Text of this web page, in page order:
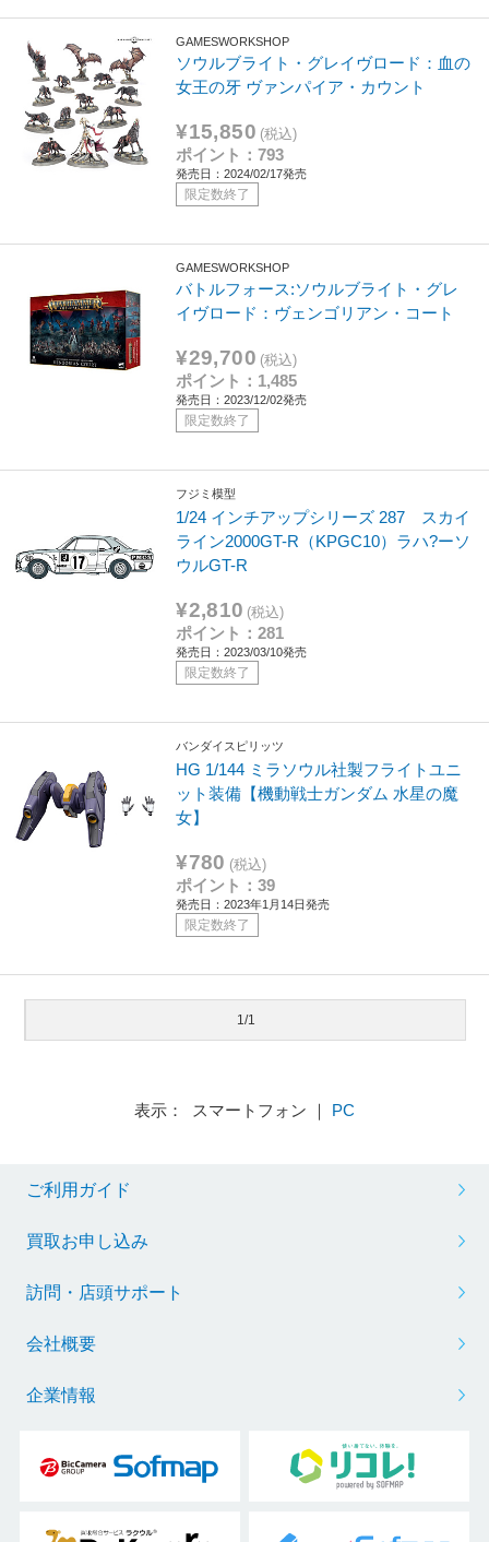
GAMESWORKSHOP
ソウルブライト・グレイヴロード：血の
女王の牙 ヴァンパイア・カウント
¥15,850 (税込)
ポイント：793
発売日：2024/02/17発売
限定数終了
GAMESWORKSHOP
バトルフォース:ソウルブライト・グレ
イヴロード：ヴェンゴリアン・コート
¥29,700 (税込)
ポイント：1,485
発売日：2023/12/02発売
限定数終了
フジミ模型
1/24 インチアップシリーズ 287 スカイ
ライン2000GT-R（KPGC10）ラハ?ーソ
ウルGT-R
¥2,810 (税込)
ポイント：281
発売日：2023/03/10発売
限定数終了
バンダイスピリッツ
HG 1/144 ミラソウル社製フライトユニ
ット装備【機動戦士ガンダム 水星の魔
女】
¥780 (税込)
ポイント：39
発売日：2023年1月14日発売
限定数終了
1/1
表示： スマートフォン ｜ PC
ご利用ガイド
買取お申し込み
訪問・店頭サポート
会社概要
企業情報